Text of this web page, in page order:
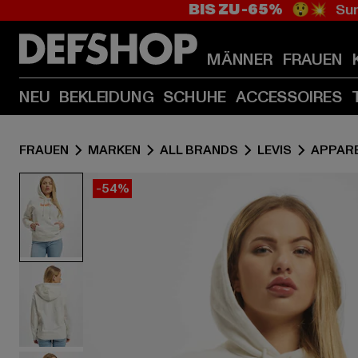
BIS ZU -65% 😲💥
MÄNNER FRAUEN
NEU BEKLEIDUNG SCHUHE ACCESSOIRES
FRAUEN MARKEN ALL BRANDS LEVIS
-54%